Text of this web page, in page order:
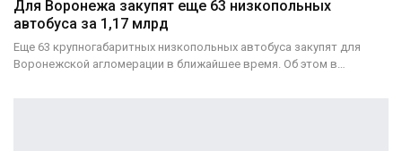
Для Воронежа закупят еще 63 низкопольных
автобуса за 1,17 млрд
Еще 63 крупногабаритных низкопольных автобуса закупят для
Воронежской агломерации в ближайшее время. Об этом в…